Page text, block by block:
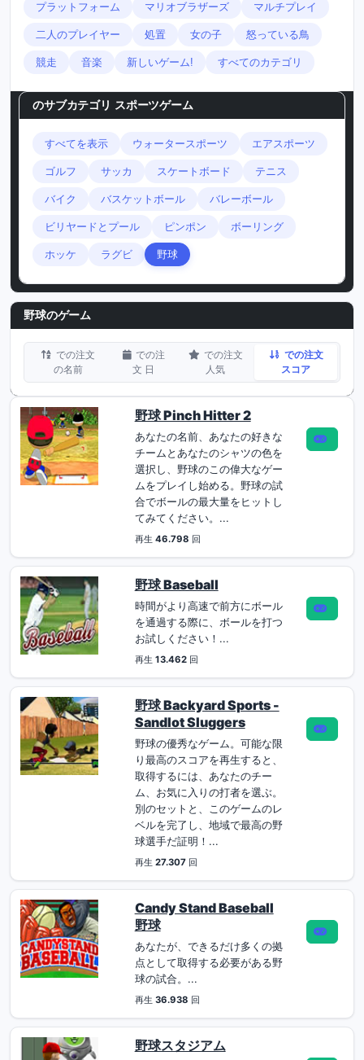
プラットフォーム マリオブラザーズ マルチプレイ
二人のプレイヤー 処置 女の子 怒っている鳥
競走 音楽 新しいゲーム! すべてのカテゴリ
のサブカテゴリ スポーツゲーム
すべてを表示 ウォータースポーツ エアスポーツ
ゴルフ サッカ スケートボード テニス
バイク バスケットボール バレーボール
ビリヤードとプール ピンポン ボーリング
ホッケ ラグビ 野球
野球のゲーム
での注文
の名前
での注
文 日
での注文
人気
での注文
スコア
野球 Pinch Hitter 2
あなたの名前、あなたの好きな
チームとあなたのシャツの色を
選択し、野球のこの偉大なゲー
ムをプレイし始める。野球の試
合でボールの最大量をヒットし
てみてください。...
再生 46.798 回
野球 Baseball
時間がより高速で前方にボール
を通過する際に、ボールを打つ
お試しください！...
再生 13.462回
野球 Backyard Sports -
Sandlot Sluggers
野球の優秀なゲーム。可能な限
り最高のスコアを再生すると、
取得するには、あなたのチー
ム、お気に入りの打者を選ぶ。
別のセットと、このゲームのレ
ベルを完了し、地域で最高の野
球選手だ証明！...
再生 27.307回
Candy Stand Baseball
野球
あなたが、できるだけ多くの拠
点として取得する必要がある野
球の試合。...
再生 36.938 回
野球スタジアム